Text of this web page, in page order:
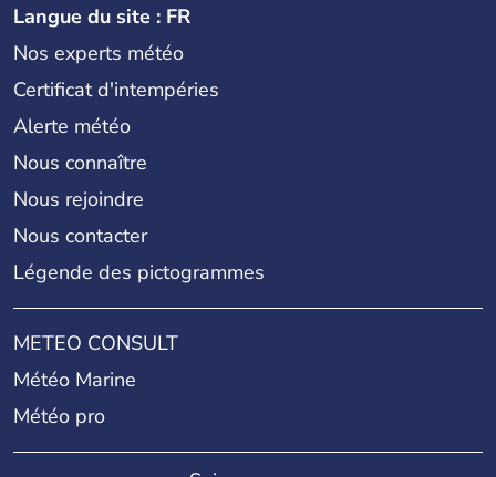
Langue du site : FR
Nos experts météo
Certificat d'intempéries
Alerte météo
Nous connaître
Nous rejoindre
Nous contacter
Légende des pictogrammes
METEO CONSULT
Météo Marine
Météo pro